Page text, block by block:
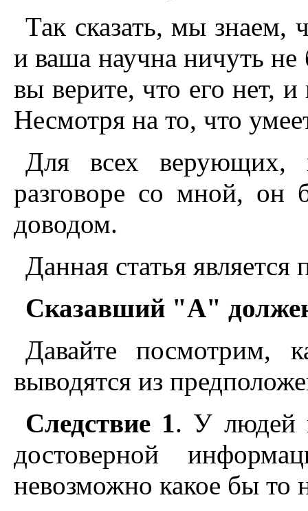
Так сказать, мы знаем,
и ваша научна ничуть
вы верите, что его нет, и
Несмотря на то, что
Для всех верующих,
разговоре со мной,
доводом.
Данная статья
Сказавший "А"
Давайте посмотрим,
выводятся из
Следствие 1 . У людей
достоверной
невозможно какое бы